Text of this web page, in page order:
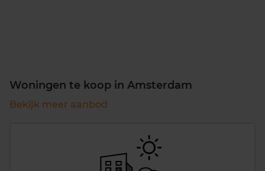
Woningen te koop in Amsterdam
Bekijk meer aanbod